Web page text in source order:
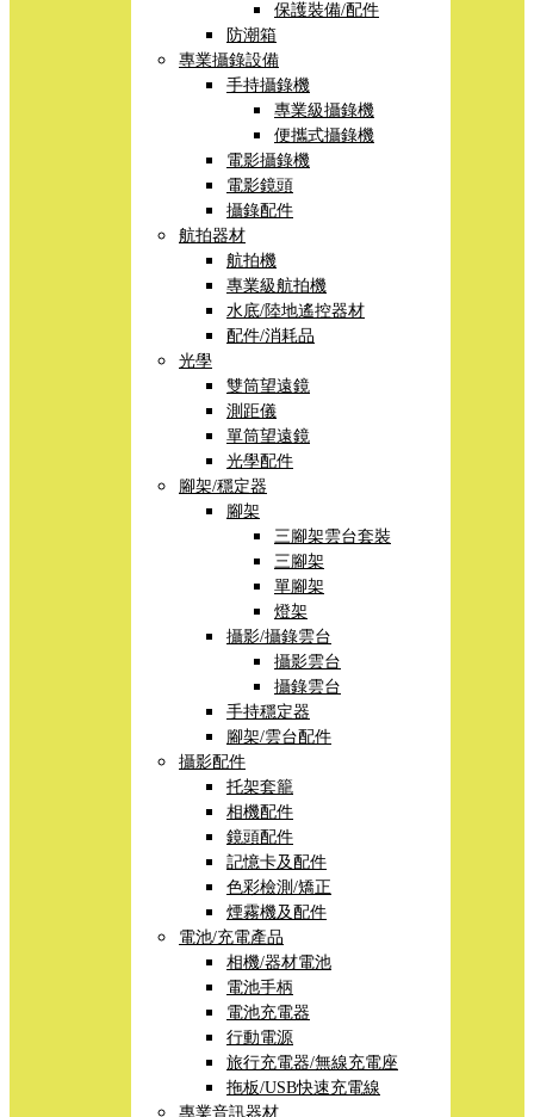
保護裝備/配件
防潮箱
專業攝錄設備
手持攝錄機
專業級攝錄機
便攜式攝錄機
電影攝錄機
電影鏡頭
攝錄配件
航拍器材
航拍機
專業級航拍機
水底/陸地遙控器材
配件/消耗品
光學
雙筒望遠鏡
測距儀
單筒望遠鏡
光學配件
腳架/穩定器
腳架
三腳架雲台套裝
三腳架
單腳架
燈架
攝影/攝錄雲台
攝影雲台
攝錄雲台
手持穩定器
腳架/雲台配件
攝影配件
托架套籠
相機配件
鏡頭配件
記憶卡及配件
色彩檢測/矯正
煙霧機及配件
電池/充電產品
相機/器材電池
電池手柄
電池充電器
行動電源
旅行充電器/無線充電座
拖板/USB快速充電線
專業音訊器材